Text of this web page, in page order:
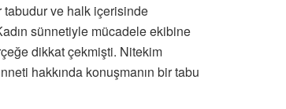
tabudur ve halk içerisinde
sünnetiyle mücadele ekibine
dikkat çekmişti. Nitekim
hakkında konuşmanın bir tabu